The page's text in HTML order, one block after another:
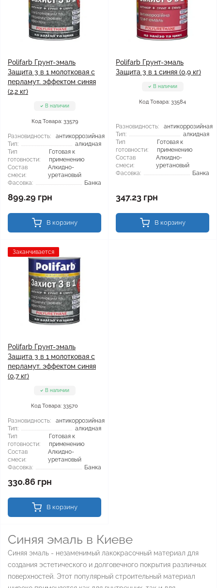
Polifarb Грунт-эмаль
Защита 3 в 1 молотковая с
перламут. эффектом синяя
(2,2 кг)
В наличии
Код Товара: 33579
Разновидность:
антикоррозийная
Тип:
алкидная
Тип
готовности:
Готовая к
применению
Состав
смеси:
Алкидно-
уретановый
Фасовка:
Банка
899.29 грн
В корзину
Polifarb Грунт-эмаль
Защита 3 в 1 синяя (0,9 кг)
В наличии
Код Товара: 33584
Разновидность:
антикоррозийная
Тип:
алкидная
Тип
готовности:
Готовая к
применению
Состав
смеси:
Алкидно-
уретановый
Фасовка:
Банка
347.23 грн
В корзину
Заканчивается
Polifarb Грунт-эмаль
Защита 3 в 1 молотковая с
перламут. эффектом синяя
(0,7 кг)
В наличии
Код Товара: 33570
Разновидность:
антикоррозийная
Тип:
алкидная
Тип
готовности:
Готовая к
применению
Состав
смеси:
Алкидно-
уретановый
Фасовка:
Банка
330.86 грн
В корзину
Синяя эмаль в Киеве
Синяя эмаль - незаменимый лакокрасочный материал для
создания эстетического и долговечного покрытия различных
поверхностей. Этот популярный строительный материал